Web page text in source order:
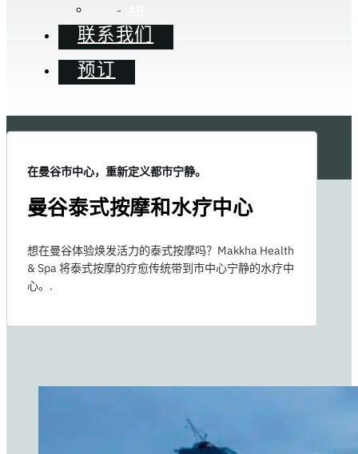
联系我们
预订
在曼谷市中心，重新定义都市宁静。
曼谷泰式按摩和水疗中心
想在曼谷体验焕发活力的泰式按摩吗？Makkha Health
& Spa 将泰式按摩的疗愈传统带到市中心宁静的水疗中
心。.